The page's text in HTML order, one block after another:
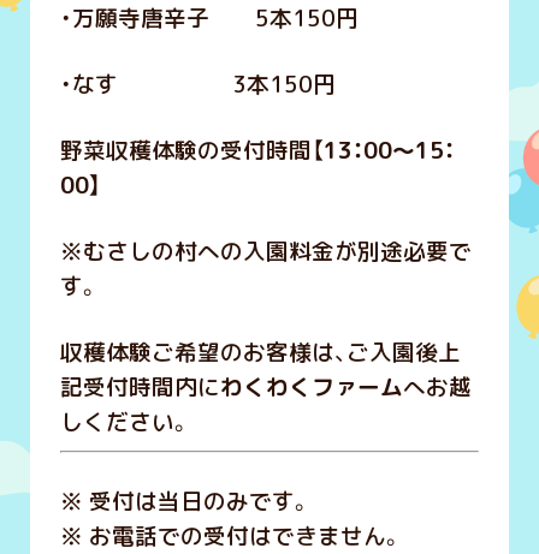
・万願寺唐辛子 5本150円
・なす 3本150円
野菜収穫体験の受付時間【13：00～15：
00】
※むさしの村への入園料金が別途必要で
す。
収穫体験ご希望のお客様は、ご入園後上
記受付時間内にわくわくファームへお越
しください。
※ 受付は当日のみです。
※ お電話での受付はできません。